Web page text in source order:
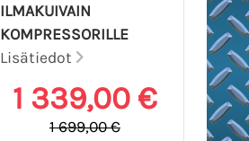
ILMAKUIVAIN
KOMPRESSORILLE
Lisätiedot
1 339,00 €
1 699,00 €